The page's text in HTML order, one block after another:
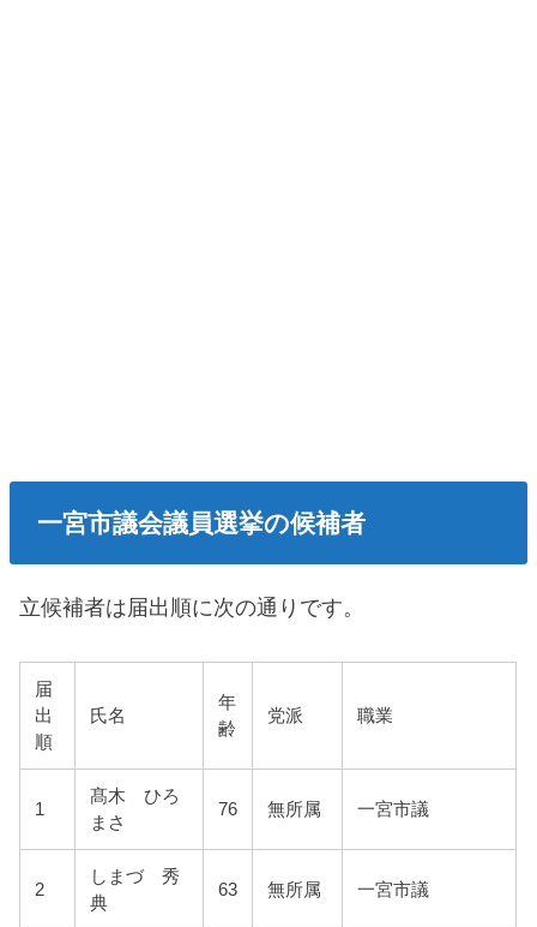
一宮市議会議員選挙の候補者
立候補者は届出順に次の通りです。
届
出
順
氏名
年
齢
党派 職業
1
髙木 ひろ
まさ
76 無所属 一宮市議
2
しまづ 秀
典
63 無所属 一宮市議